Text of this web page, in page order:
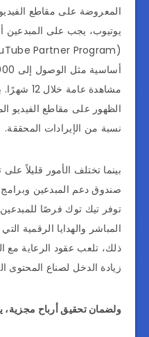
المعروضة على مقاطع
يوتيوب، يجب على المبدعين
مشاهدة
الظهور على مقاطع الفيديو
نسبة من الإيرادات المحققة.
بينما تختلف الأمور قليلاً
صندوق دعم المبدعين وبرامج
توفر تيك توك فرصًا
المباشر والهدايا الرقمية
ذلك، تلعب عقود الرعاية مع
زيادة الدخل لصناع المحتوى
ولضمان تحقيق أرباح